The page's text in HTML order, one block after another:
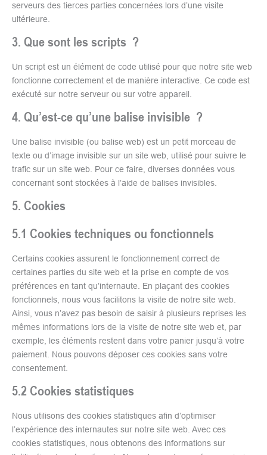
serveurs des tierces parties concernées lors d’une visite
ultérieure.
3. Que sont les scripts ?
Un script est un élément de code utilisé pour que notre site web
fonctionne correctement et de manière interactive. Ce code est
exécuté sur notre serveur ou sur votre appareil.
4. Qu’est-ce qu’une balise invisible ?
Une balise invisible (ou balise web) est un petit morceau de
texte ou d’image invisible sur un site web, utilisé pour suivre le
trafic sur un site web. Pour ce faire, diverses données vous
concernant sont stockées à l’aide de balises invisibles.
5. Cookies
5.1 Cookies techniques ou fonctionnels
Certains cookies assurent le fonctionnement correct de
certaines parties du site web et la prise en compte de vos
préférences en tant qu’internaute. En plaçant des cookies
fonctionnels, nous vous facilitons la visite de notre site web.
Ainsi, vous n’avez pas besoin de saisir à plusieurs reprises les
mêmes informations lors de la visite de notre site web et, par
exemple, les éléments restent dans votre panier jusqu’à votre
paiement. Nous pouvons déposer ces cookies sans votre
consentement.
5.2 Cookies statistiques
Nous utilisons des cookies statistiques afin d’optimiser
l’expérience des internautes sur notre site web. Avec ces
cookies statistiques, nous obtenons des informations sur